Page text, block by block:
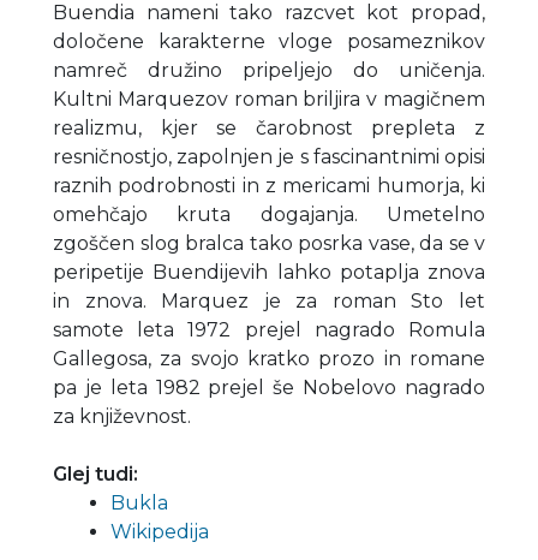
Buendia nameni tako razcvet kot propad,
določene karakterne vloge posameznikov
namreč družino pripeljejo do uničenja.
Kultni Marquezov roman briljira v magičnem
realizmu, kjer se čarobnost prepleta z
resničnostjo, zapolnjen je s fascinantnimi opisi
raznih podrobnosti in z mericami humorja, ki
omehčajo kruta dogajanja. Umetelno
zgoščen slog bralca tako posrka vase, da se v
peripetije Buendijevih lahko potaplja znova
in znova. Marquez je za roman Sto let
samote leta 1972 prejel nagrado Romula
Gallegosa, za svojo kratko prozo in romane
pa je leta 1982 prejel še Nobelovo nagrado
za književnost.
Glej tudi:
Bukla
Wikipedija